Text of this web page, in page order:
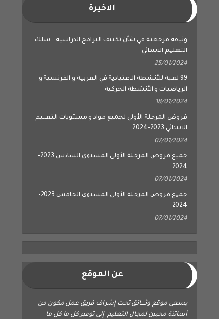
الاخيرة
وثيقة مرجعية في شأن تكييف البرامج الدراسية – سلك
التعليم الابتدائي
25/01/2024
99 لعبة للأنشطة الاعتيادية في العربية و الفرنسية و
الرياضيات و الأنشطة الحركية
18/01/2024
فروض المرحلة الأولى لجميع مواد و مستويات التعليم
الابتدائي 2023-2024
07/01/2024
جميع فروض المرحلة الأولى المستوى السادس 2023-
2024
07/01/2024
جميع فروض المرحلة الأولى المستوى الخامس 2023-
2024
07/01/2024
عن الموقع
يسعى موقع وثــــائق تحت إشراف فريق عمل مكون من
أساتذة محبين لمجال التعليم إلى توفير كل ما كل ما